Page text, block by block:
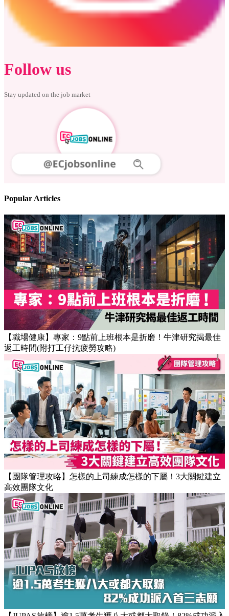
Follow us
Stay updated on the job market
Popular Articles
【職場健康】專家：9點前上班根本是折磨！牛津研究揭最佳
返工時間(附打工仔抗疲勞攻略)
【團隊管理攻略】怎樣的上司練成怎樣的下屬！3大關鍵建立
高效團隊文化